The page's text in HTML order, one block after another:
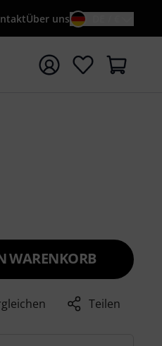
Über uns
starten
WARENKORB
Teilen